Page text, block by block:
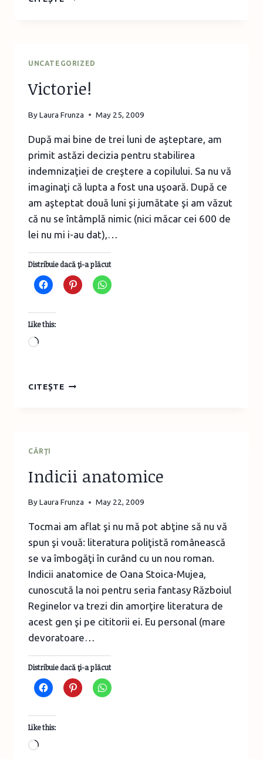
UNCATEGORIZED
Victorie!
ByLaura Frunza May 25, 2009
După mai bine de trei luni de aşteptare, am
primit astăzi decizia pentru stabilirea
indemnizaţiei de creştere a copilului. Sa nu vă
imaginaţi că lupta a fost una uşoară. După ce
am aşteptat două luni şi jumătate şi am văzut
că nu se întâmplă nimic (nici măcar cei 600 de
lei nu mi i-au dat),…
Distribuie dacă ţi-a plăcut
Like this:
Loading…
CITEȘTEVICTORIE!
CĂRŢI
Indicii anatomice
ByLaura Frunza May 22, 2009
Tocmai am aflat şi nu mă pot abţine să nu vă
spun şi vouă: literatura poliţistă românească
se va îmbogăţi în curând cu un nou roman.
Indicii anatomice de Oana Stoica-Mujea,
cunoscută la noi pentru seria fantasy Războiul
Reginelor va trezi din amorţire literatura de
acest gen şi pe cititorii ei. Eu personal (mare
devoratoare…
Distribuie dacă ţi-a plăcut
Like this:
Loading…